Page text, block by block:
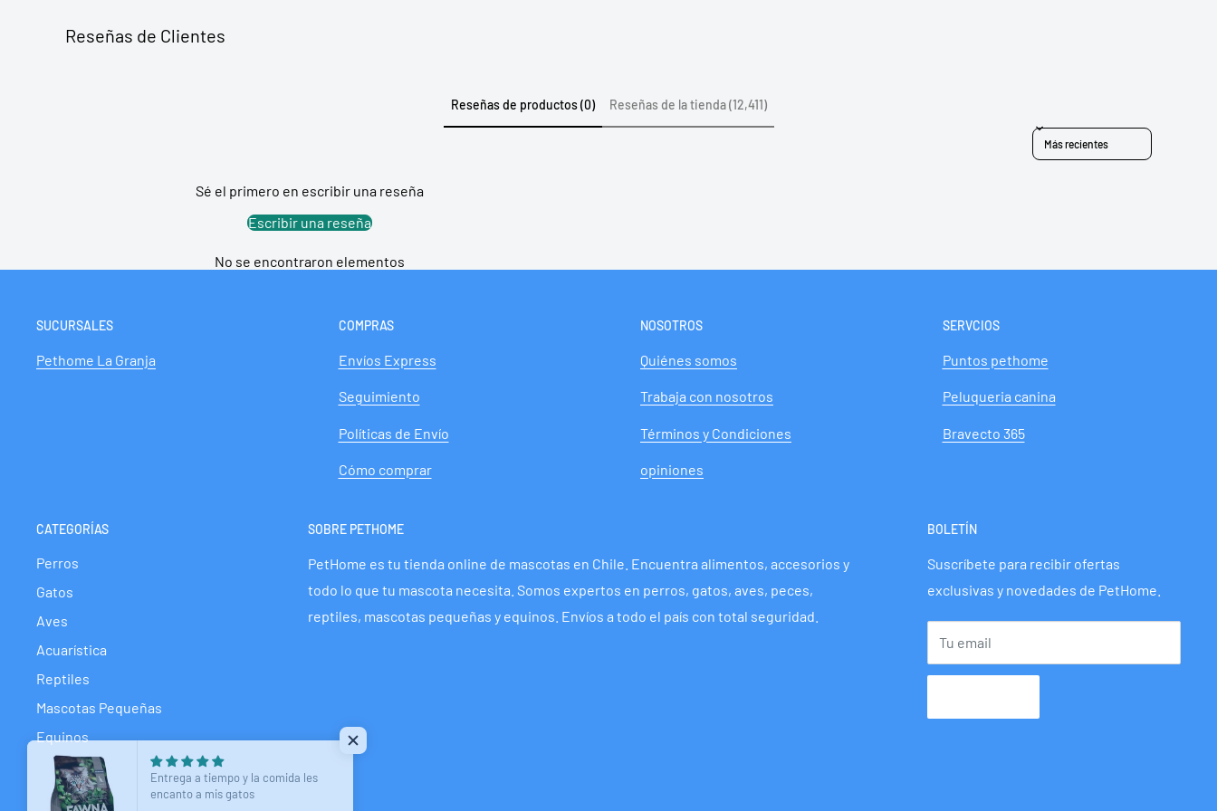
Compra Farmacia de Dragpharma en PetHome
mínima y consulta a tu médico veterinario si tu mascota tiene condiciones especiales.
Piel y pelaje.
compra online en PetHome.cl con despacho a domicilio y opciones de retiro
Reseñas de Clientes
Reseñas de productos (0) Reseñas de la tienda (12,411)
Sort reviews by
Sé el primero en escribir una reseña
Escribir una reseña
No se encontraron elementos
SUCURSALES
Pethome La Granja
COMPRAS
Envíos Express
Seguimiento
Políticas de Envío
Cómo comprar
NOSOTROS
Quiénes somos
Trabaja con nosotros
Términos y Condiciones
opiniones
SERVCIOS
Puntos pethome
Peluqueria canina
Bravecto 365
CATEGORÍAS
Perros
Gatos
Aves
Acuarística
Reptiles
Mascotas Pequeñas
Equinos
SOBRE PETHOME
PetHome es tu tienda online de mascotas en Chile. Encuentra alimentos, accesorios y
todo lo que tu mascota necesita. Somos expertos en perros, gatos, aves, peces,
reptiles, mascotas pequeñas y equinos. Envíos a todo el país con total seguridad.
BOLETÍN
Suscríbete para recibir ofertas
exclusivas y novedades de PetHome.
Tu email
Entrega a tiempo y la comida les
encanto a mis gatos